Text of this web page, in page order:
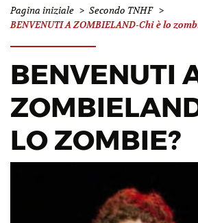
Pagina iniziale > Secondo TNHF >
BENVENUTI A ZOMBIELAND-Chi è lo
BENVENUTI
LO ZOMBIE?